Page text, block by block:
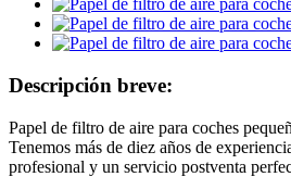
Descripción breve:
Papel de filtro de aire para coches
Tenemos más de diez años de
profesional y un servicio postventa